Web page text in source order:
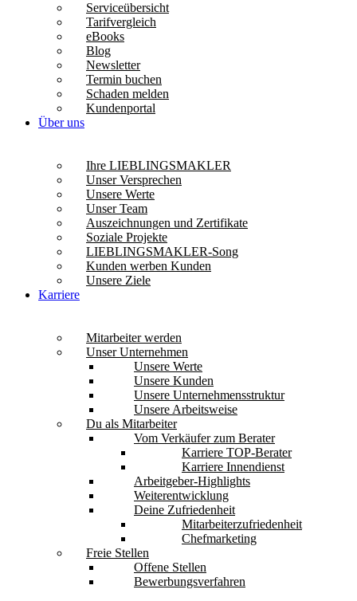
Serviceübersicht
Tarifvergleich
eBooks
Blog
Newsletter
Termin buchen
Schaden melden
Kundenportal
Über uns
Ihre LIEBLINGSMAKLER
Unser Versprechen
Unsere Werte
Unser Team
Auszeichnungen und Zertifikate
Soziale Projekte
LIEBLINGSMAKLER-Song
Kunden werben Kunden
Unsere Ziele
Karriere
Mitarbeiter werden
Unser Unternehmen
Unsere Werte
Unsere Kunden
Unsere Unternehmensstruktur
Unsere Arbeitsweise
Du als Mitarbeiter
Vom Verkäufer zum Berater
Karriere TOP-Berater
Karriere Innendienst
Arbeitgeber-Highlights
Weiterentwicklung
Deine Zufriedenheit
Mitarbeiterzufriedenheit
Chefmarketing
Freie Stellen
Offene Stellen
Bewerbungsverfahren